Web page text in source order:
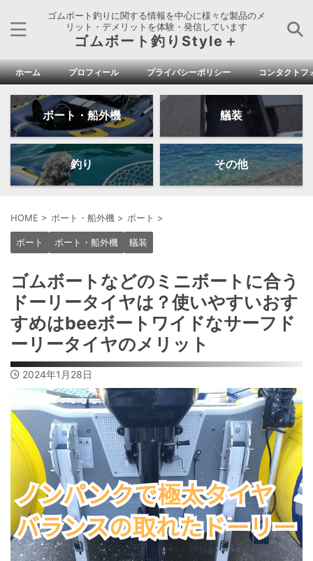
ゴムボート釣りに関する情報を中心に様々な製品のメ
リット・デメリットを体験・発信しています
ゴムボート釣りStyle＋
ホーム プロフィール プライバシーポリシー コンタクトフ
ボート・船外機 艤装
釣り その他
HOME > ボート・船外機 > ボート >
ボート ボート・船外機 艤装
ゴムボートなどのミニボートに合う
ドーリータイヤは？使いやすいおす
すめはbeeボートワイドなサーフド
ーリータイヤのメリット
2024年1月28日